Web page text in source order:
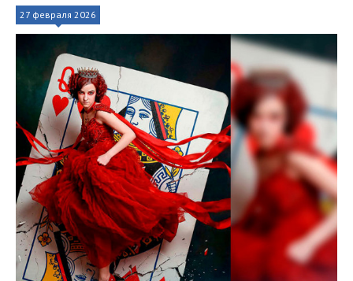
27 февраля 2026